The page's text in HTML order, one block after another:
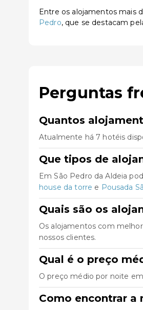
Entre os alojamentos mais
Pedro, que se destacam
Perguntas
Quantos
Atualmente há 7 hotéis
Que tipos de
Em São Pedro da Aldeia
house da torre e Pousada
Quais são os
Os alojamentos com
nossos clientes.
Qual é o preço
O preço médio por noite
Como encontrar a